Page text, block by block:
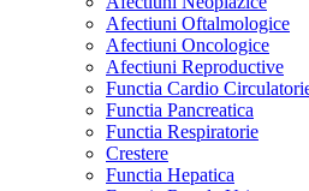
Afectiuni Oftalmologice
Afectiuni Oncologice
Afectiuni Reproductive
Functia Cardio
Functia Pancreatica
Functia Respiratorie
Crestere
Functia Hepatica